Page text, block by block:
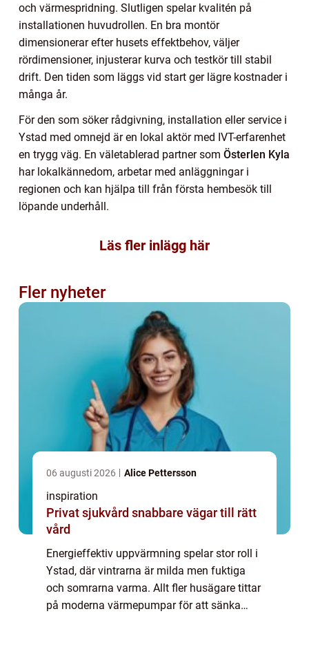
och värmespridning. Slutligen spelar kvalitén på
installationen huvudrollen. En bra montör
dimensionerar efter husets effektbehov, väljer
rördimensioner, injusterar kurva och testkör till stabil
drift. Den tiden som läggs vid start ger lägre kostnader i
många år.
För den som söker rådgivning, installation eller service i
Ystad med omnejd är en lokal aktör med IVT-erfarenhet
en trygg väg. En väletablerad partner som Österlen Kyla
har lokalkännedom, arbetar med anläggningar i
regionen och kan hjälpa till från första hembesök till
löpande underhåll.
Läs fler inlägg här
Fler nyheter
06 augusti 2026 Alice Pettersson
inspiration
Privat sjukvård snabbare vägar till rätt
vård
Energieffektiv uppvärmning spelar stor roll i
Ystad, där vintrarna är milda men fuktiga
och somrarna varma. Allt fler husägare tittar
på moderna värmepumpar för att sänka